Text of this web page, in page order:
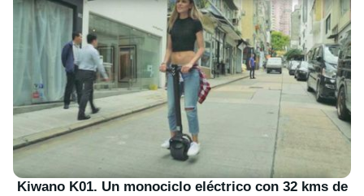
Kiwano K01. Un monociclo eléctrico con 32 kms de